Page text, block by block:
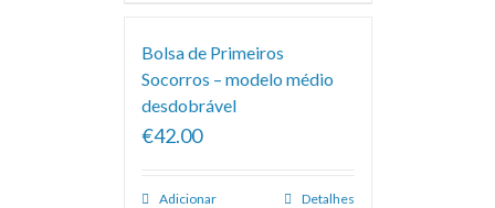
Bolsa de Primeiros
Socorros – modelo médio
desdobrável
€42.00
Adicionar Detalhes